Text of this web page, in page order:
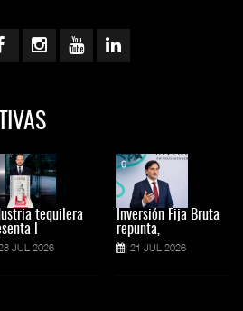
tequilera
l
JUL 2026
Inversión Fija Bruta
repunta,
21 JUL 2026